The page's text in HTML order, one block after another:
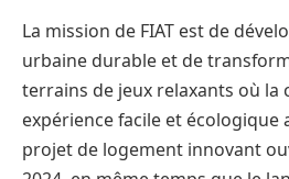
La mission de FIAT est de
urbaine durable et de
terrains de jeux relaxants où la
expérience facile et écologique
projet de logement innovant